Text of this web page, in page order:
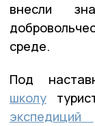
внесли
среде.
Под
школу
экспедиций